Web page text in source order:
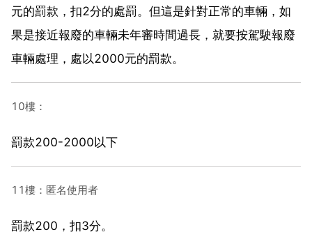
元的罰款，扣2分的處罰。但這是針對正常的車輛，如
果是接近報廢的車輛未年審時間過長，就要按駕駛報廢
車輛處理，處以2000元的罰款。
10樓：
罰款200-2000以下
11樓：匿名使用者
罰款200，扣3分。